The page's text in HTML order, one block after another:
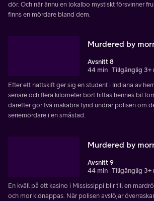
dör. Och när ännu en lokalbo mystiskt försvinner
finns en mördare bland dem.
Murdered by
Avsnitt 8
44 min Tillgänglig 3+
Efter ett nattskift ger sig en student i Indiana av
senare och flera kilometer bort hittas hennes bil
därefter gör två makabra fynd undrar polisen om
seriemördare i en småstad.
Murdered by
Avsnitt 9
44 min Tillgänglig 3+
En kväll på ett kasino i Mississippi blir till en
och mor kidnappas. När polisen avslöjar